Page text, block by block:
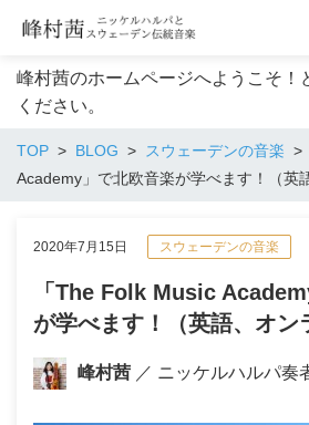
峰村茜のホームページへようこそ！
ください。
TOP BLOG スウェーデンの音楽
Academy」で北欧音楽が学べます！（英
2020年7月15日 スウェーデンの音楽
「The Folk Music
が学べます！（英語、オン
峰村茜 ／ ニッケルハルパ奏